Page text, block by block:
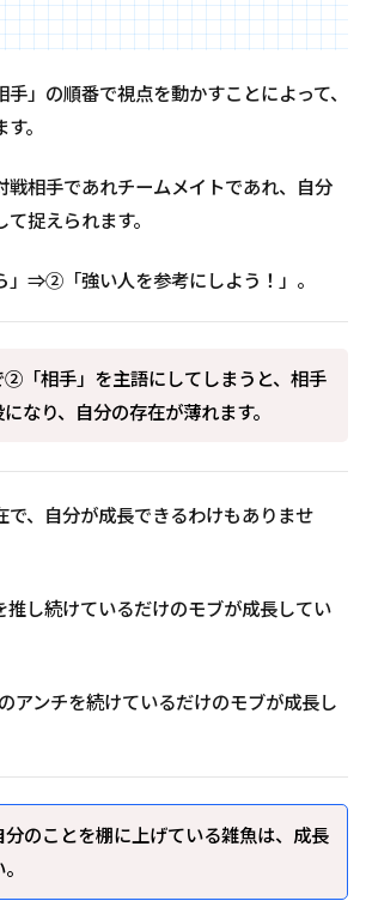
」の順番で視点を動かすことによって、
。
戦相手であれチームメイトであれ、自分
捉えられます。
⇒②「強い人を参考にしよう！」。
②「相手」を主語にしてしまうと、相手
なり、自分の存在が薄れます。
で、自分が成長できるわけもありませ
推し続けているだけのモブが成長してい
アンチを続けているだけのモブが成長し
分のことを棚に上げている雑魚は、成長